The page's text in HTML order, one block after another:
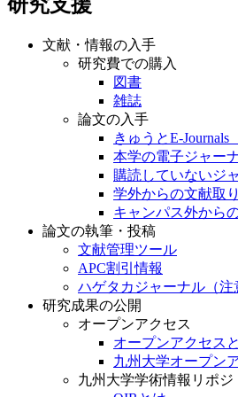
研究支援
文献・情報の入手
研究費での購入
図書
雑誌
論文の入手
きゅうとE-Journals
本学の電子ジャー
購読していないジ
学外からの文献取
キャンパス外から
論文の執筆・投稿
文献管理ツール
APC割引情報
ハゲタカジャーナル（注
研究成果の公開
オープンアクセス
オープンアクセス
九州大学オープン
九州大学学術情報リポジ